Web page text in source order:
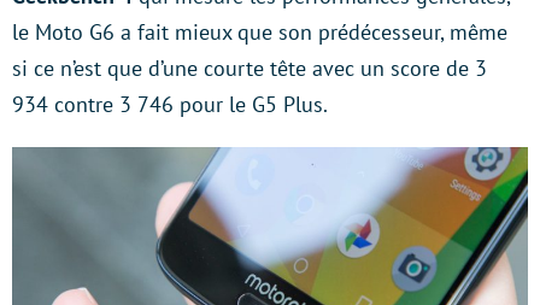
le Moto G6 a fait mieux que son prédécesseur, même
si ce n’est que d’une courte tête avec un score de 3
934 contre 3 746 pour le G5 Plus.